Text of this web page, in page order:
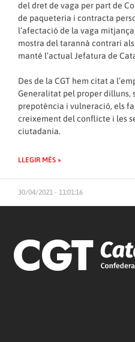
del dret de vaga per part de
de paqueteria i contracta
l’afectació de la vaga
mostra del tarannà contrari
manté l’actual Jefatura de
Des de la CGT hem citat a
Generalitat pel proper dilluns,
prepotència i vulneració, els
creixement del conflicte i les
ciutadania.
LLEGIR MÉS »
30/04/2021 - 11:01:16